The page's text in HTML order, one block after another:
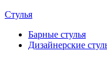
Стулья
Барные cтулья
Дизайнерские